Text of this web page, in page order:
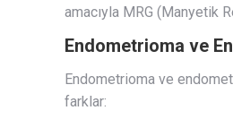
amacıyla MRG (Manyetik
Endometrioma ve
Endometrioma ve
farklar: